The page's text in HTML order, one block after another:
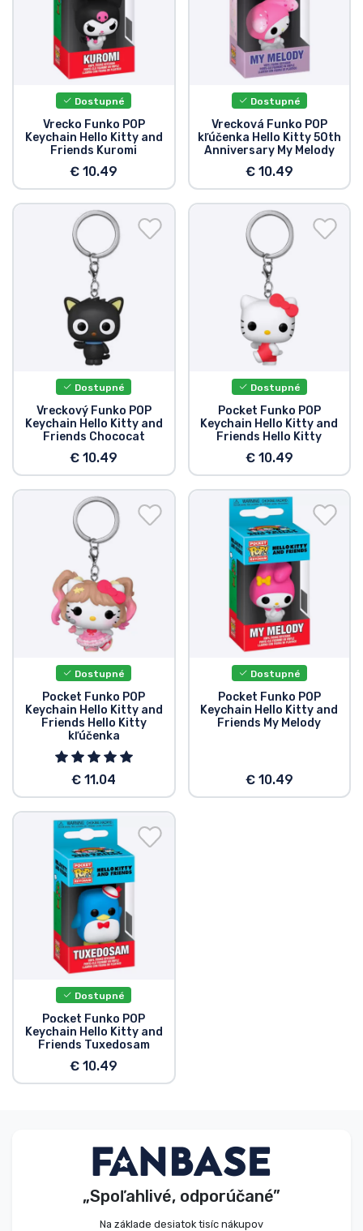
Dostupné
Vrecko Funko POP
Keychain Hello Kitty and
Friends Kuromi
€ 10.49
Dostupné
Vrecková Funko POP
kľúčenka Hello Kitty 50th
Anniversary My Melody
€ 10.49
Dostupné
Vreckový Funko POP
Keychain Hello Kitty and
Friends Chococat
€ 10.49
Dostupné
Pocket Funko POP
Keychain Hello Kitty and
Friends Hello Kitty
€ 10.49
Dostupné
Pocket Funko POP
Keychain Hello Kitty and
Friends Hello Kitty
kľúčenka
€ 11.04
Dostupné
Pocket Funko POP
Keychain Hello Kitty and
Friends My Melody
€ 10.49
Dostupné
Pocket Funko POP
Keychain Hello Kitty and
Friends Tuxedosam
€ 10.49
„Spoľahlivé, odporúčané”
Na základe desiatok tisíc nákupov
Značky